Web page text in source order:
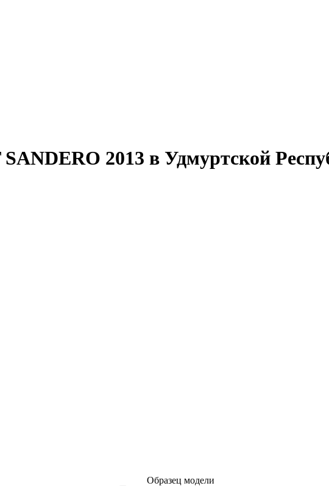
2013 в Удмуртской
Образец модели